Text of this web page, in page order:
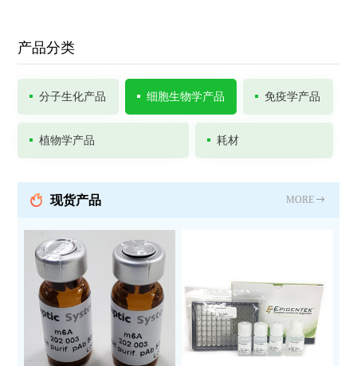
产品分类
分子生化产品 细胞生物学产品 免疫学产品
植物学产品 耗材
现货产品 MORE